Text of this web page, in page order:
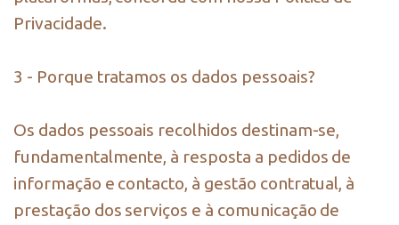
Privacidade.
3 - Porque tratamos os dados pessoais?
Os dados pessoais recolhidos destinam-se,
fundamentalmente, à resposta a pedidos de
informação e contacto, à gestão contratual, à
prestação dos serviços e à comunicação de